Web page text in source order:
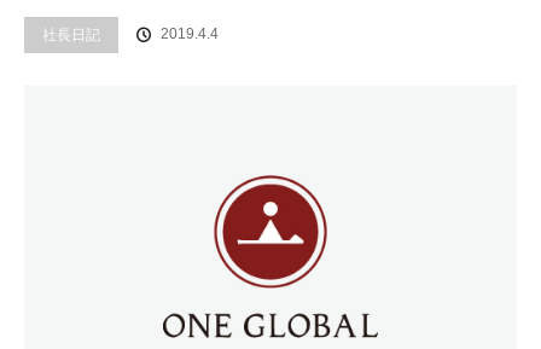
社長日記 2019.4.4